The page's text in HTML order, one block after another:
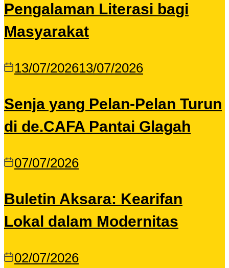
Pengalaman Literasi bagi
Masyarakat
13/07/202613/07/2026
Senja yang Pelan-Pelan Turun
di de.CAFA Pantai Glagah
07/07/2026
Buletin Aksara: Kearifan
Lokal dalam Modernitas
02/07/2026